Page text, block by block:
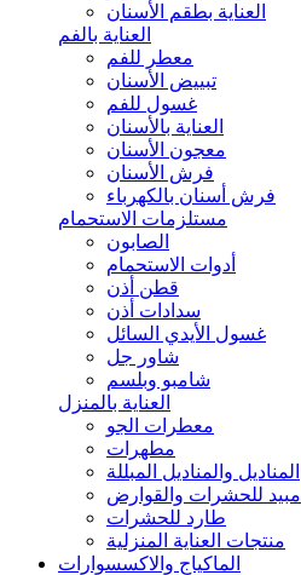
العناية بطقم الأسنان
العناية بالفم
معطر للفم
تبييض الأسنان
غسول للفم
العناية بالأسنان
معجون الأسنان
فرش الأسنان
فرش أسنان بالكهرباء
مستلزمات الاستحمام
الصابون
أدوات الاستحمام
قطن أذن
سدادات أذن
غسول الأيدي السائل
شاور جل
شامبو وبلسم
العناية بالمنزل
معطرات الجو
مطهرات
المناديل والمناديل المبللة
مبيد للحشرات والقوارض
طارد للحشرات
منتجات العناية المنزلية
الماكياج والاكسسوارات